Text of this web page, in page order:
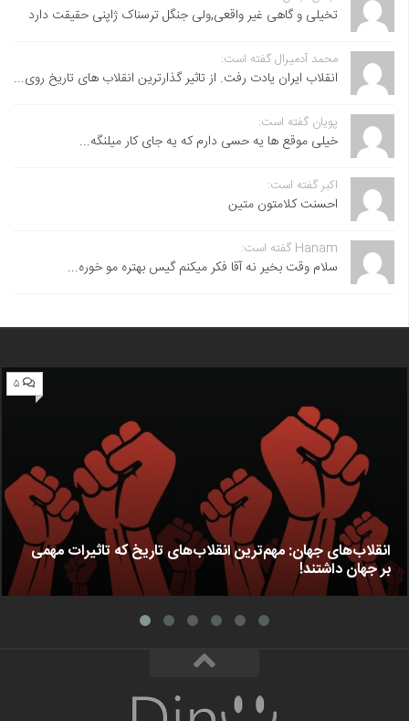
تخیلی و گاهی غیر واقعی,ولی جنگل ترسناک ژاپنی حقیقت دارد
محمد آدمیرال گفته است:
انقلاب ایران یادت رفت. از تاثیر گذارترین انقلاب های تاریخ روی...
پویان گفته است:
خیلی موقع ها یه حسی دارم که یه جای کار میلنگه...
اکبر گفته است:
احسنت ‌کلامتون متین
Hanam گفته است:
سلام وقت بخیر نه آقا فکر میکنم گیس بهتره مو خوره...
۵
انقلاب‌های جهان: مهم‌ترین انقلاب‌های تاریخ که تاثیرات مهمی
بر جهان داشتند!